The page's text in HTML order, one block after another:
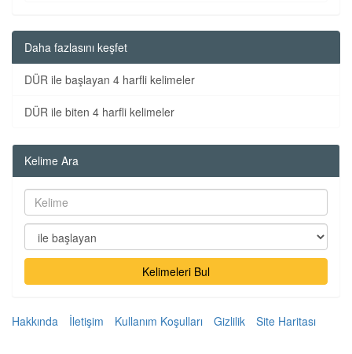
Daha fazlasını keşfet
DÜR ile başlayan 4 harfli kelimeler
DÜR ile biten 4 harfli kelimeler
Kelime Ara
Kelimeleri Bul
Hakkında İletişim Kullanım Koşulları Gizlilik Site Haritası